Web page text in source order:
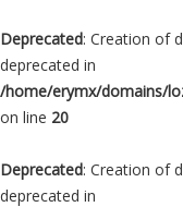
Deprecated: Creation of
deprecated in
/home/erymx/domains/
on line 20
Deprecated: Creation of
deprecated in